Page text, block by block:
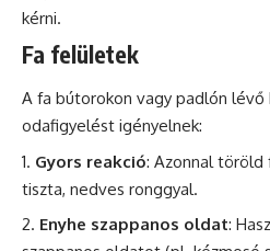
kérni.
Fa felületek
A fa bútorokon vagy padlón
odafigyelést igényelnek:
Gyors reakció: Azonnal
tiszta, nedves ronggyal.
Enyhe szappanos oldat: